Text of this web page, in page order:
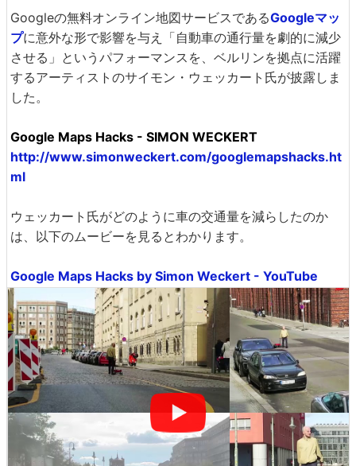
Googleの無料オンライン地図サービスであるGoogleマッ
プに意外な形で影響を与え「自動車の通行量を劇的に減少
させる」というパフォーマンスを、ベルリンを拠点に活躍
するアーティストのサイモン・ウェッカート氏が披露しま
した。
Google Maps Hacks - SIMON WECKERT
http://www.simonweckert.com/googlemapshacks.ht
ml
ウェッカート氏がどのように車の交通量を減らしたのか
は、以下のムービーを見るとわかります。
Google Maps Hacks by Simon Weckert - YouTube